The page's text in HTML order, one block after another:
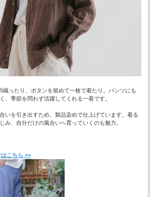
織ったり、ボタンを留めて一枚で着たり。パンツにも
、季節を問わず活躍してくれる一着です。
いを引き出すため、製品染めで仕上げています。着る
み、自分だけの風合いへ育っていくのも魅力。
こちら >>